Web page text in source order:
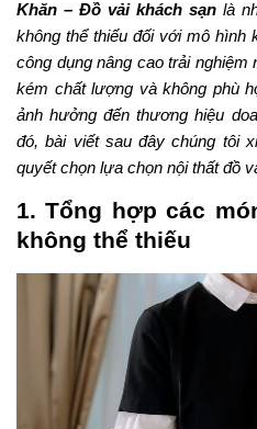
Khăn – Đồ vải khách sạn là
không thể thiếu đối với mô hình
công dụng nâng cao trải
kém chất lượng và không phù
ảnh hưởng đến thương hiệu
đó, bài viết sau đây chúng tôi
quyết chọn lựa chọn nội thất đồ
1. Tổng hợp các
không thể thiếu